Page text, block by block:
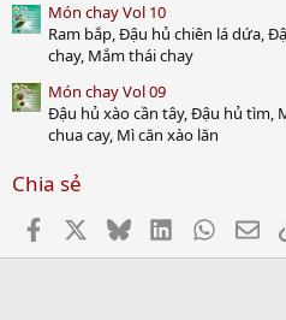
Món chay Vol 10
Ram bắp, Đậu hủ chiên lá dứa,
chay, Mắm thái chay
Món chay Vol 09
Đậu hủ xào cần tây, Đậu hủ tìm,
chua cay, Mì căn xào lăn
Chia sẻ
Facebook BlueskyLinkedIn